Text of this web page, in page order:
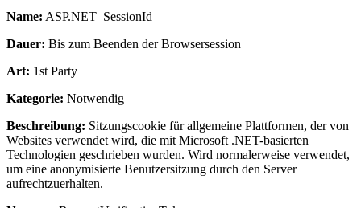
Name: ASP.NET_SessionId
Dauer: Bis zum Beenden der Browsersession
Art: 1st Party
Kategorie: Notwendig
Beschreibung: Sitzungscookie für allgemeine Plattformen, der von
Websites verwendet wird, die mit Microsoft .NET-basierten
Technologien geschrieben wurden. Wird normalerweise verwendet,
um eine anonymisierte Benutzersitzung durch den Server
aufrechtzuerhalten.